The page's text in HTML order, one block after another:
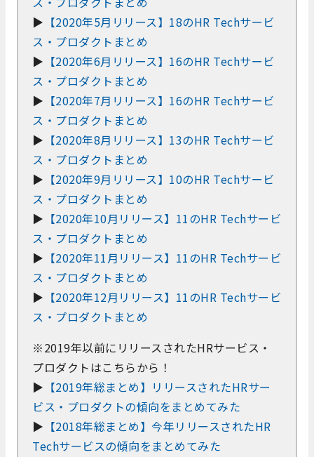
▶ 【2020年5月リリース】18のHR Techサービ
ス・プロダクトまとめ
▶ 【2020年6月リリース】16のHR Techサービ
ス・プロダクトまとめ
▶ 【2020年7月リリース】16のHR Techサービ
ス・プロダクトまとめ
▶ 【2020年8月リリース】13のHR Techサービ
ス・プロダクトまとめ
▶ 【2020年9月リリース】10のHR Techサービ
ス・プロダクトまとめ
▶ 【2020年10月リリース】11のHR Techサービ
ス・プロダクトまとめ
▶ 【2020年11月リリース】11のHR Techサービ
ス・プロダクトまとめ
▶ 【2020年12月リリース】11のHR Techサービ
ス・プロダクトまとめ
※2019年以前にリリースされたHRサービス・
プロダクトはこちらから！
▶ 【2019年総まとめ】リリースされたHRサー
ビス・プロダクトの傾向をまとめてみた
▶ 【2018年総まとめ】今年リリースされたHR
Techサービスの傾向をまとめてみた